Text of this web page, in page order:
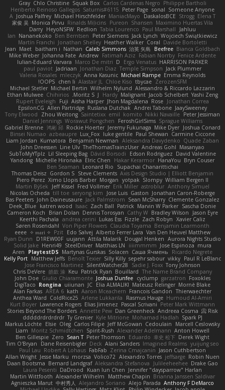
Philippe Bartholi
Carlos Cardenas Negro
Squak Box
Chlo Christine
Gray
Someone Anyone
sonal
Peter Page
Saturnis#6115
Heriberto Reinoso Gallegos
Elena T
Strogg
DaskalosBCE
ManiacMayo
Michael Hirschfelder
Joshua Palfrey
A
Maximino Huertas Vila
Shansen
Pureon
Rinalds Miļicins
Monica Pirvu
家俊 吴
Jahluu
Paul Marshall
Tabia Lourenco
Redlion
HeyoNSFW
Darry
Wojciech Świątkiewicz
Jack Lynch
Peter Siemens
Ben Berntsen
Nananekoko
Ian
Davide Bortoletti
Coral
Heather Walker
Jonathan Shelley
Martín Franchi
Bianca Goldbach
Beefree
治英 矢島
Caleb Simmons
Nathan
baitham i
Maet
Jean
Fenice Ardente
Fabian Norrby
Fatimah Aziz
Andrew
Johanna Fate
Mike Weber
HARRISON PARKER
Ergo Venatus
D
Marco De mitri
Iulian-Eduard Varvara
Jack Plummer
Temple Simpson
Jonathan Diaz
Jadriaan
paul paviot
Emma Reynolds
Michael Rampe
Anna Kasunic
mleczyk
Valeria Rosales
ZerozenSFM
tbycae
Chloe Kiso
Alastair JL
chen li
OOPS!
Alessandro & Riccardo Lazzarin
Wilhelm Nylund
Michael Bertin
Michael Stetler
Yashi Zeng
Jacob Schelbert
Malignant
Hardy
J
Moritz S.
Chihirios
Ethan Mulwee
Jonathan Correa
Rose
Jhon Magdalena
Aisha Harper
Fuji
Rupert Eveleigh
JaaySweeney
Andrei Tabone
Ruslana Dutchak
Allen Partridge
EpsilonCG
Peter Jessiman
Nikki Navaille
komito
emil
Saintetixx
Zhou Weitong
Tony Elwood
Sprague Williams
FeroshGirlSims
Worawut Pongchen
Daniel Jennings
Joshua Conard
Mike Dyer
Jeremy Fukunaga
Rockie Hoerter
鸿彬 邱
Gabriel Brenne
Carmine Ciccone
Paul Shewan
luke gentile
Lux_Fox
azbeaupre
Binsei Numao
Quade Zaban
Aleksandra Davydenko
Benjamin Newman
Kumatora
Liam Jordan
Masanyao
Andreas Gohl
TheThomasTrainzUser
Line Ulv
John Dreessen
David Valentine
Edson Rodriguez
Dávid Borsodi
Lil Sleeping Bag
SubToMyYTplz
Bryn Couser
HanaYou
Hakar Kerarmor
Elric Chen
Michelle Hironaka
Yandong
Supachai Chanarittichai
Leonard Rio
Ben Seaman
Axis Design Studio | Elliott Benjamin
Steve Clements
Gordon S
Thomas Deisz
William Bergen II
Slompy
yotpak
Morgan
Ximo Llopis Barber
Piero Perez
Anthony Simuel
astroblur
Erik Miller
Fred Vollmer
Jeff Kissel
Martin Býšek
Jonathan Caron-Roberge
Gaston
Jose Luis
seryong kim
till toe
Nicolas Ocheda
Clemente Gonzalez
Sean McSharry
Jack Palmstrom
John Daineusaure
Bas Peeters
Sascha Donie
Marvin W Parker
Patrick
Zach Ball
Isaac
katren wood
Deek_Blue
Jason Eyre
Bradley Wilson
Cathy W
Dennis Torosyan
Brian Dolan
Cameron Koch
Xavier Caliz
Zach Robyn
Fizzle
Lukas Ess
andrea cerini
Keerthi Pachala
Benjamin Learmonth
Claudia Toyama
Von Piper Flowers
Søren Rosendahl
Van Den Heuvel Matthew
Alberto Ferrer Lara
Edo Salvej
Pzit
✧ 𝔪𝔞𝔯𝔦 ✧
eeee
Aurora Nights Studio
Dougal Henken
Attila Malarik
uujann
D1REW00F
Ryan Dunn
mura
Jose Espinoza
iiiimmmm
Matthias LN
SteelDriver
Henri49
Solid Jake
Ricardo Negrete
Саша Ячмень
Solacen
Martynas Gurskas
PlaytestDS
Aren
Paul R LeBlanc
vikky
sepehr sabour
Silly Killy
Benoît Texier
Matthew Jeffs
Kelly Port
Tony Johnson
Sadie J. Foxx
SilentWatcher28
Jose Francisco Martinez
The Name Brand Company
Bouillard
Patrick Ryan
Keu
皓欽 涂
Chris DeVere
Foxokles
garzatron
cyclump
Joshua Dunfee
Giulio Chiaramonte
John Doe
Mornè Blake
Mateusz Relinger
Elia ALMALIKI
JC
uiiunan
Rongina
DigiTaco
Thierwaechter
Francois Gandon
Aaron Mceachern
kath
AREA 6
Alan Farkas
Humoud Al-Amiri
Rasmus Hauge
Arlene Lukkarila
ColdRice25
Anthea Ward
Peter Mark Wittmann
Pascal Scrivani
Elias Jimenez
Lawrence Rogers
Kurt Boyer
Risk 📀
Andreea Cosma
Dan Greenheck
Annette Pew
Stories Beyond The Borders
Spark PJ
Mohamad Hadlah
Kyle Mitrione
Ty Grenier
dddddrdrdrdrdr
Marcell Ceslowsky
Cedoulain
Jeff McGowan
Carlos Filipe
Oleg
Elsie
Markus Löchte
Anton Howell
Alexander Adelmann
Spirit-Rush
Moritz Schmidtchen
Liam
Derek Wight
幸史 松下
Eduardo
Peter Thomson
Sean T
Zero
Ben Gillespie
yuijung seo
Imagined Realms
Alani Sanders
Deck
Dane Reisenbigler
Tim O'Bryan
Jason Cuthbertson
Zerina Cmajcanin
FabFab
Robert A Lohaus
Paul Lau
Robin Nuen
jeffsarge
Alexandro Torres
Volico72
morzsa
Jesse Marku
Allan Wright
Drake Gao
Julileeheehee
Aleksandra Stefanova
Bernard Landgraf
Daan Bootsma
Jennifer "daysparrow" Harlan
Kuan lun Chen
DaDrood
Laura Pesenti
Brianna Janssen Saldivar
Matthew Chapin
Alexander Wilhelm
Martin Wittfooth
Anthony F DeMarco
Alejo Parada
Alejandro Soriano
中村秀人
Agnieszka Marut